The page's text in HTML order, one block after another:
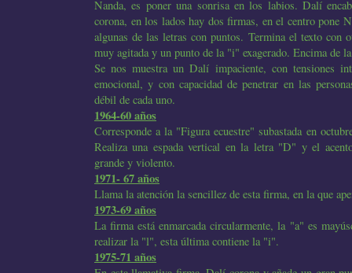
Nanda, es poner una sonrisa en los labios. Dalí
corona, en los lados hay dos firmas, en el centro pone
algunas de las letras con puntos. Termina el texto con
muy agitada y un punto de la "i" exagerado. Encima de
Se nos muestra un Dalí impaciente, con tensiones
emocional, y con capacidad de penetrar en las
débil de cada uno.
1964-60 años
Corresponde a la "Figura ecuestre" subastada en
Realiza una espada vertical en la letra "D" y el
grande y violento.
1971- 67 años
Llama la atención la sencillez de esta firma, en la que
1973-69 años
La firma está enmarcada circularmente, la "a" es
realizar la "l", esta última contiene la "i".
1975-71 años